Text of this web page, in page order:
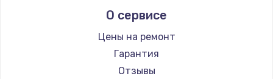
Kodak
Lexmark
Sharp
TSC
О сервисе
Цены на ремонт
Гарантия
Отзывы